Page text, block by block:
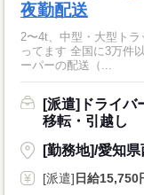
夜勤配送
2〜4t、中型・大型ト
ってます 全国に3万件
ーパーの配送（...
[派遣]ドライバ
移転・引越し
[勤務地]/愛知
[派遣] 日給15,750